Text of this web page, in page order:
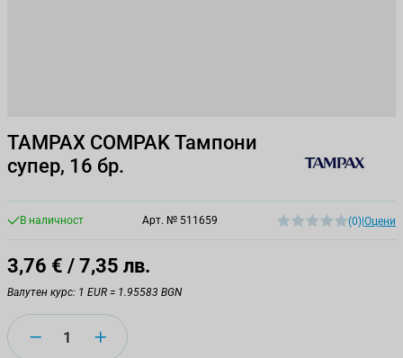
TAMPAX COMPAK Тампони
супер, 16 бр.
В наличност Арт. № 511659 (0)|Оцени
3,76 € / 7,35 лв.
Валутен курс: 1 EUR = 1.95583 BGN
Количество